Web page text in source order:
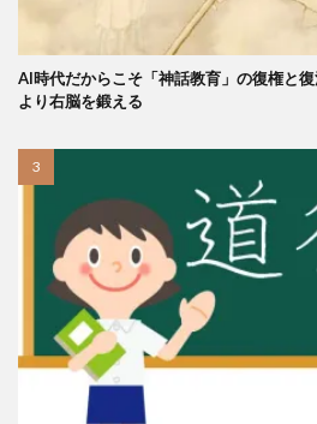
AI時代だからこそ「神話教育」の復権
より右脳を鍛える